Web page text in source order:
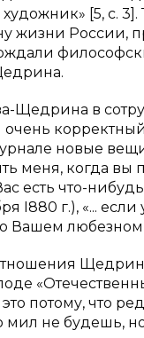
[5, с.
жизни России,
Щедрина в
новые
меня, когда
есть что-
I880 г.), «...
Вашем
потому, что
мил не будешь,